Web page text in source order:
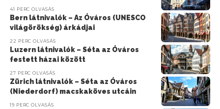
41 PERC OLVASÁS
Bern látnivalók – Az Óváros (UNESCO
világörökség) árkádjai
22 PERC OLVASÁS
Luzern látnivalók – Séta az Óváros
festett házai között
27 PERC OLVASÁS
Zürich látnivalók – Séta az Óváros
(Niederdorf) macskaköves utcáin
19 PERC OLVASÁS